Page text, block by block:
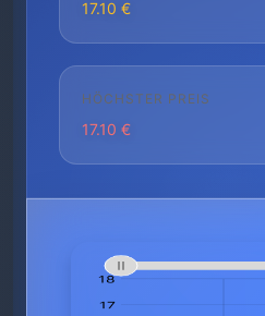
17.10 €
HÖCHSTER PREIS
17.10 €